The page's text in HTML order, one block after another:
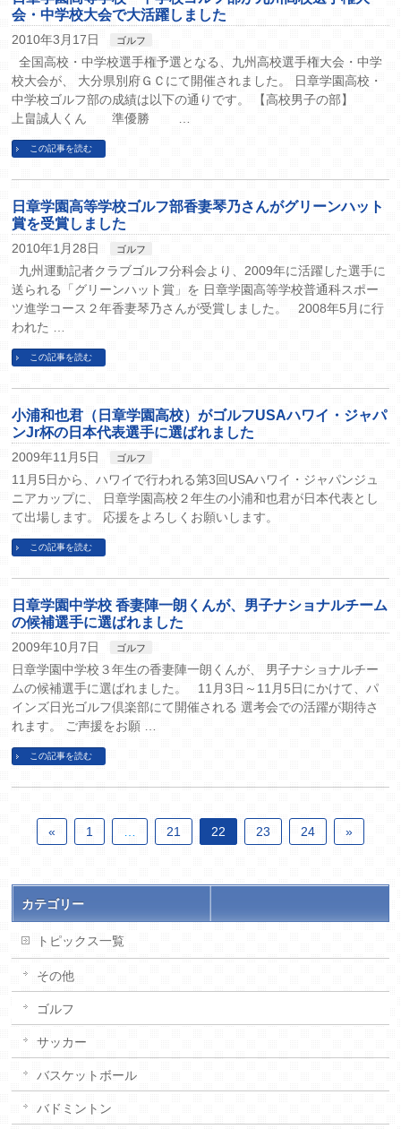
会・中学校大会で大活躍しました
2010年3月17日 ゴルフ
全国高校・中学校選手権予選となる、九州高校選手権大会・中学
校大会が、 大分県別府ＧＣにて開催されました。 日章学園高校・
中学校ゴルフ部の成績は以下の通りです。 【高校男子の部】
上畠誠人くん 準優勝 …
この記事を読む
日章学園高等学校ゴルフ部香妻琴乃さんがグリーンハット
賞を受賞しました
2010年1月28日 ゴルフ
九州運動記者クラブゴルフ分科会より、2009年に活躍した選手に
送られる「グリーンハット賞」を 日章学園高等学校普通科スポー
ツ進学コース２年香妻琴乃さんが受賞しました。 2008年5月に行
われた …
この記事を読む
小浦和也君（日章学園高校）がゴルフUSAハワイ・ジャパ
ンJr杯の日本代表選手に選ばれました
2009年11月5日 ゴルフ
11月5日から、ハワイで行われる第3回USAハワイ・ジャパンジュ
ニアカップに、 日章学園高校２年生の小浦和也君が日本代表とし
て出場します。 応援をよろしくお願いします。
この記事を読む
日章学園中学校 香妻陣一朗くんが、男子ナショナルチーム
の候補選手に選ばれました
2009年10月7日 ゴルフ
日章学園中学校３年生の香妻陣一朗くんが、 男子ナショナルチー
ムの候補選手に選ばれました。 11月3日～11月5日にかけて、パ
インズ日光ゴルフ倶楽部にて開催される 選考会での活躍が期待さ
れます。 ご声援をお願 …
この記事を読む
« 1 21 22 23 24 »
カテゴリー
トピックス一覧
その他
ゴルフ
サッカー
バスケットボール
バドミントン